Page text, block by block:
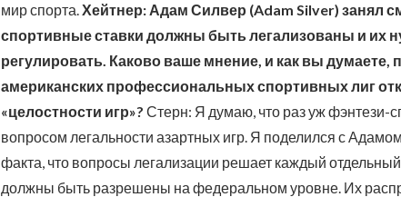
мир спорта.Хейтнер: Адам Силвер (Adam Silver) занял
спортивные ставки должны быть легализованы и их
регулировать. Каково ваше мнение, и как вы думаете,
американских профессиональных спортивных лиг
«целостности игр»? Стерн: Я думаю, что раз уж фэнтези-
вопросом легальности азартных игр. Я поделился с
факта, что вопросы легализации решает каждый
должны быть разрешены на федеральном уровне. Их